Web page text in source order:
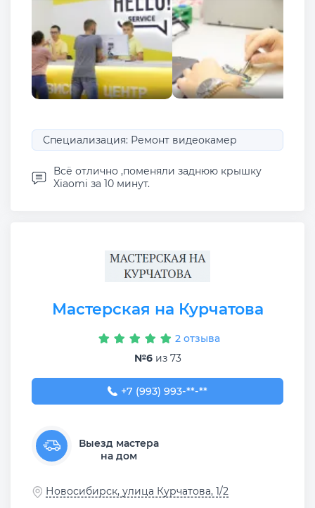
Специализация: Ремонт видеокамер
Всё отлично ,поменяли заднюю крышку
Xiaomi за 10 минут.
Мастерская на Курчатова
2 отзыва
№6из 73
+7 (993) 993-54-53
+7 (993) 993-**-**
Выезд мастера
на дом
Новосибирск, улица Курчатова, 1/2